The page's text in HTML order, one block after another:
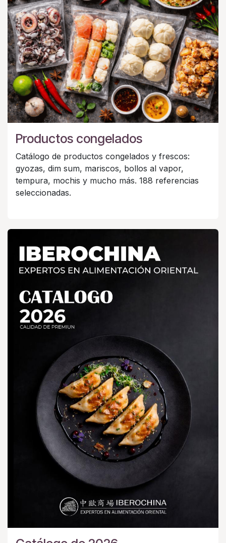
Productos congelados
Catálogo de productos congelados y frescos:
gyozas, dim sum, mariscos, bollos al vapor,
tempura, mochis y mucho más. 188 referencias
seleccionadas.